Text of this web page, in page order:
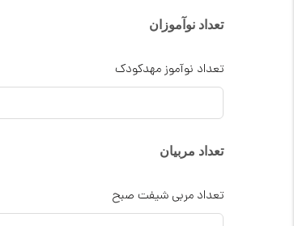
تعداد نوآموزان
تعداد نوآموز مهدکودک
تعداد مربیان
تعداد مربی شیفت صبح